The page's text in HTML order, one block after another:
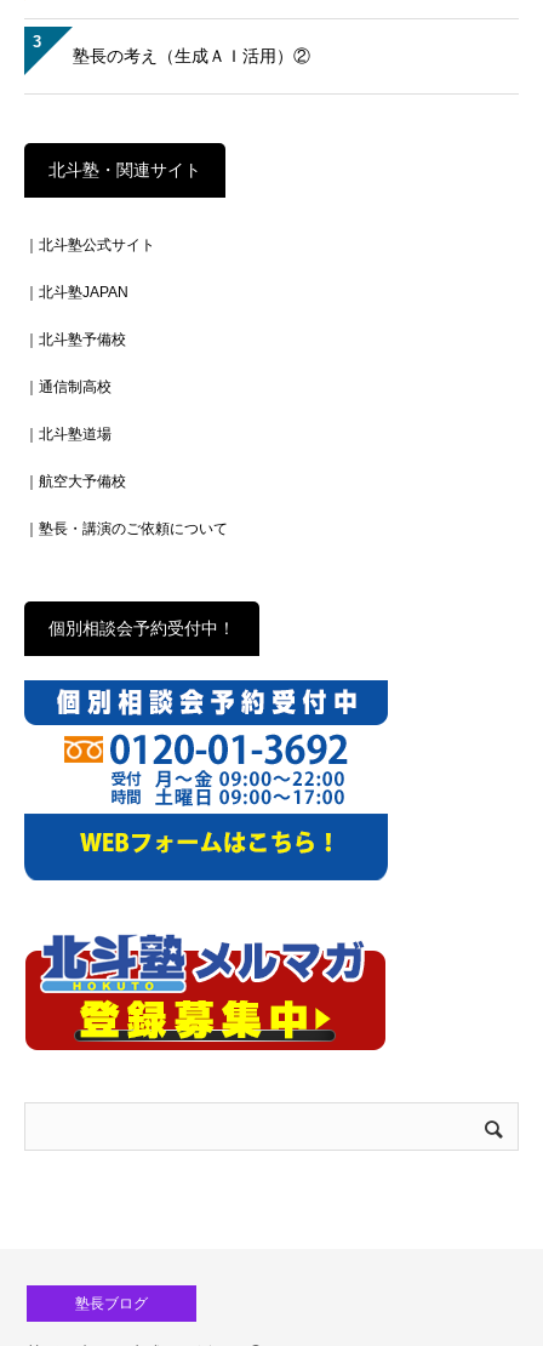
3
塾長の考え（生成ＡＩ活用）②
北斗塾・関連サイト
｜北斗塾公式サイト
｜北斗塾JAPAN
｜北斗塾予備校
｜通信制高校
｜北斗塾道場
｜航空大予備校
｜塾長・講演のご依頼について
個別相談会予約受付中！
塾長ブログ